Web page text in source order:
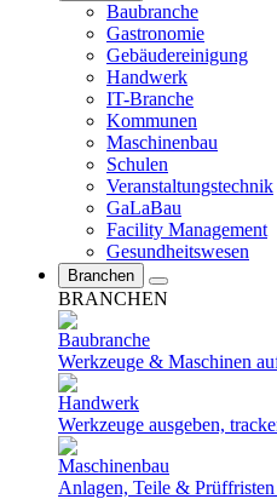
Baubranche
Gastronomie
Gebäudereinigung
Handwerk
IT-Branche
Kommunen
Maschinenbau
Schulen
Veranstaltungstechnik
GaLaBau
Facility Management
Gesundheitswesen
Branchen
BRANCHEN
Baubranche
Werkzeuge & Maschinen
Handwerk
Werkzeuge ausgeben,
Maschinenbau
Anlagen, Teile &